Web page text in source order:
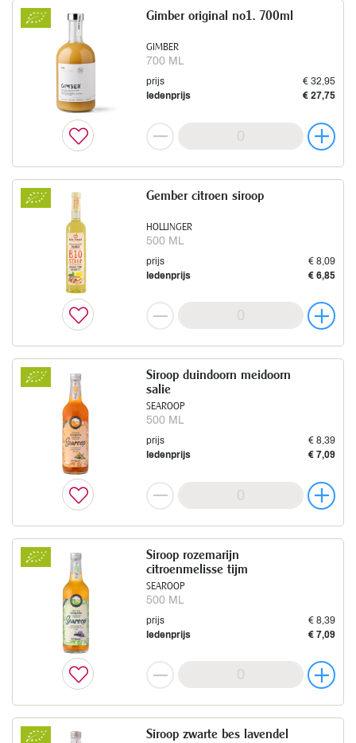
GIMBER
700 ML
Gimber original no1. 700ml
prijs
€ 32,95
ledenprijs
€ 27,75
HOLLINGER
500 ML
Gember citroen siroop
prijs
€ 8,09
ledenprijs
€ 6,85
SEAROOP
500 ML
Siroop duindoorn meidoorn
salie
prijs
€ 8,39
ledenprijs
€ 7,09
SEAROOP
500 ML
Siroop rozemarijn
citroenmelisse tijm
prijs
€ 8,39
ledenprijs
€ 7,09
Siroop zwarte bes lavendel